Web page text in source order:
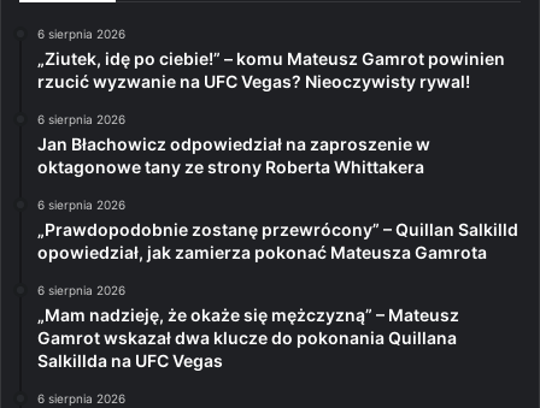
6 sierpnia 2026
„Ziutek, idę po ciebie!” – komu Mateusz Gamrot powinien
rzucić wyzwanie na UFC Vegas? Nieoczywisty rywal!
6 sierpnia 2026
Jan Błachowicz odpowiedział na zaproszenie w
oktagonowe tany ze strony Roberta Whittakera
6 sierpnia 2026
„Prawdopodobnie zostanę przewrócony” – Quillan Salkilld
opowiedział, jak zamierza pokonać Mateusza Gamrota
6 sierpnia 2026
„Mam nadzieję, że okaże się mężczyzną” – Mateusz
Gamrot wskazał dwa klucze do pokonania Quillana
Salkillda na UFC Vegas
6 sierpnia 2026